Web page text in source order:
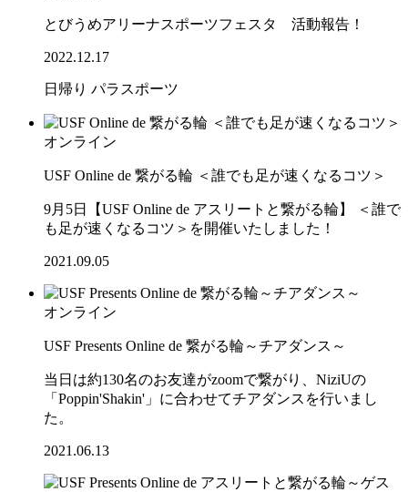
とびうめアリーナスポーツフェスタ 活動報告！
2022.12.17
日帰り パラスポーツ
オンライン
USF Online de 繋がる輪 ＜誰でも足が速くなるコツ＞
9月5日【USF Online de アスリートと繋がる輪】 ＜誰で
も足が速くなるコツ＞を開催いたしました！
2021.09.05
オンライン
USF Presents Online de 繋がる輪～チアダンス～
当日は約130名のお友達がzoomで繋がり、NiziUの
「Poppin'Shakin'」に合わせてチアダンスを行いまし
た。
2021.06.13